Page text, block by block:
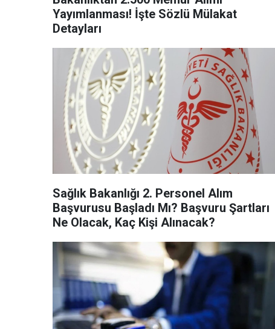
Yayımlanması! İşte Sözlü Mülakat
Detayları
Sağlık Bakanlığı 2. Personel Alım
Başvurusu Başladı Mı? Başvuru Şartları
Ne Olacak, Kaç Kişi Alınacak?